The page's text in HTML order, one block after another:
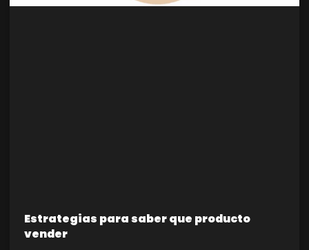
Estrategias para saber que producto
vender